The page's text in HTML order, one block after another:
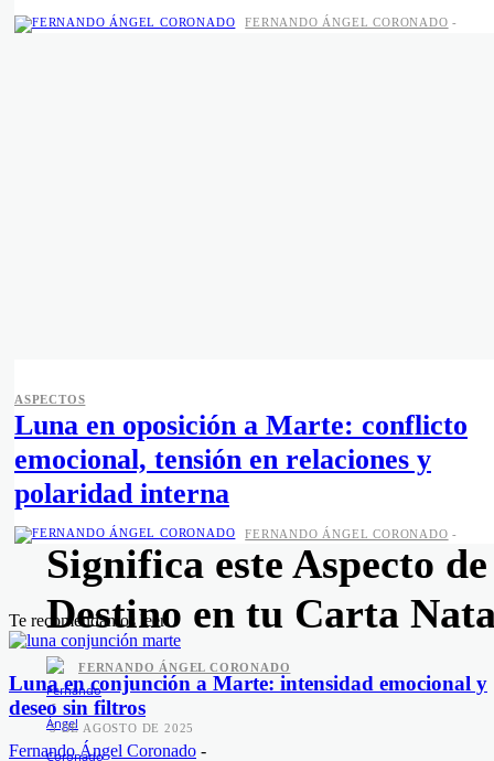
ASPECTOS DINÁMICAS CÓSMICAS
Novil Astrológico: ¿Qué
Significa este Aspecto de
Destino en tu Carta
FERNANDO ÁNGEL CORONADO
-
5 DE AGOSTO DE 2025
FERNANDO ÁNGEL CORONADO -
ASPECTOS
Luna en oposición a Marte: conflicto
emocional, tensión en relaciones y
polaridad interna
FERNANDO ÁNGEL CORONADO -
Te recomendamos leer:
Luna en conjunción a Marte: intensidad emocional y
deseo sin filtros
Fernando Ángel Coronado -